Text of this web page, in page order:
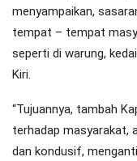
menyampaikan,
tempat – tempat
seperti di warung,
Kiri.
“Tujuannya, tambah
terhadap masyarakat,
dan kondusif,